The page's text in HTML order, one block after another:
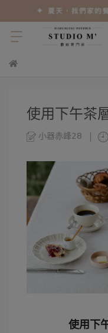
使用下午茶
小器赤峰28
使用下